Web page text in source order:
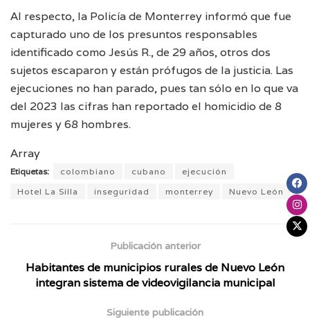
Al respecto, la Policía de Monterrey informó que fue
capturado uno de los presuntos responsables
identificado como Jesús R., de 29 años, otros dos
sujetos escaparon y están prófugos de la justicia. Las
ejecuciones no han parado, pues tan sólo en lo que va
del 2023 las cifras han reportado el homicidio de 8
mujeres y 68 hombres.
Array
Etiquetas: colombiano cubano
ejecución
Hotel La Silla
inseguridad monterrey Nuevo León
Publicación anterior
Habitantes de municipios rurales de Nuevo León
integran sistema de videovigilancia municipal
Siguiente publicación